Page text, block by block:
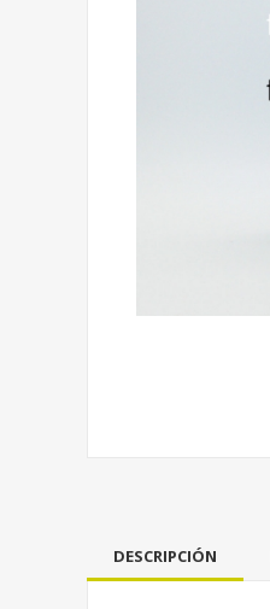
DESCRIPCIÓN